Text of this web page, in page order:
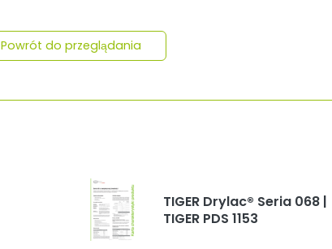
Powrót do przeglądania
TIGER Drylac® Seria 068 |
TIGER PDS 1153